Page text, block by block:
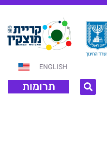
ENGLISH
תרומות